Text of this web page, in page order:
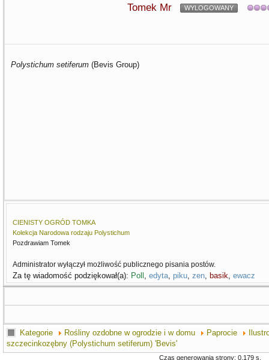
Tomek Mr WYLOGOWANY
Polystichum setiferum (Bevis Group)
CIENISTY OGRÓD TOMKA
Kolekcja Narodowa rodzaju Polystichum
Pozdrawiam Tomek
Administrator wyłączył możliwość publicznego pisania postów.
Za tę wiadomość podziękował(a): Poll , edyta, piku, zen, basik, ewacz
Kategorie Rośliny ozdobne w ogrodzie i w domu Paprocie
szczecinkozębny (Polystichum setiferum) 'Bevis'
Czas generowania strony: 0.179 s.